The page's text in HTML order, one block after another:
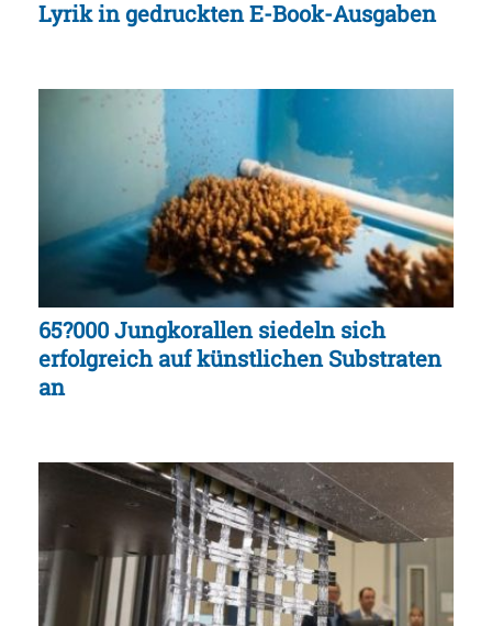
Lyrik in gedruckten E-Book-Ausgaben
65?000 Jungkorallen siedeln sich
erfolgreich auf künstlichen Substraten
an